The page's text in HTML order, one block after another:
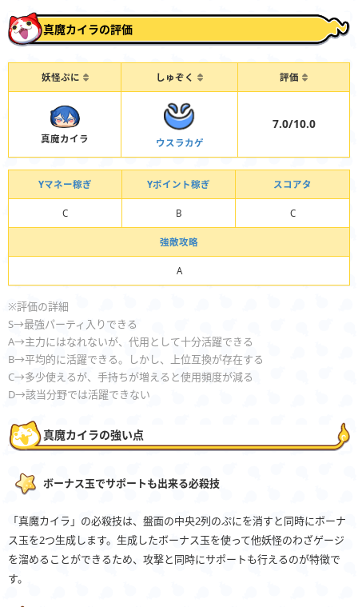
真魔カイラの評価
妖怪ぷに しゅぞく 評価
真魔カイラ ウスラカゲ
7.0/10.0
Yマネー稼ぎ Yポイント稼ぎ スコアタ
C B C
強敵攻略
A
※評価の詳細
S→最強パーティ入りできる
A→主力にはなれないが、代用として十分活躍できる
B→平均的に活躍できる。しかし、上位互換が存在する
C→多少使えるが、手持ちが増えると使用頻度が減る
D→該当分野では活躍できない
真魔カイラの強い点
ボーナス玉でサポートも出来る必殺技
「真魔カイラ」の必殺技は、盤面の中央2列のぷにを消すと同時にボーナ
ス玉を2つ生成します。生成したボーナス玉を使って他妖怪のわざゲージ
を溜めることができるため、攻撃と同時にサポートも行えるのが特徴で
す。